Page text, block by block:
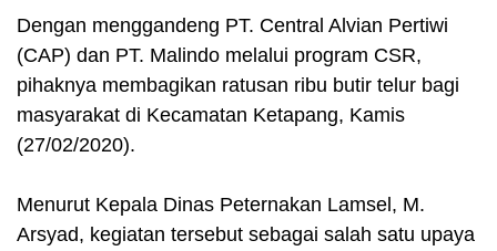
Dengan menggandeng PT. Central Alvian Pertiwi
(CAP) dan PT. Malindo melalui program CSR,
pihaknya membagikan ratusan ribu butir telur bagi
masyarakat di Kecamatan Ketapang, Kamis
(27/02/2020).
Menurut Kepala Dinas Peternakan Lamsel, M.
Arsyad, kegiatan tersebut sebagai salah satu upaya